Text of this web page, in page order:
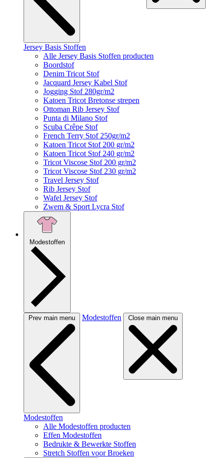
Jersey Basis Stoffen
Alle Jersey Basis Stoffen producten
Boordstof
Denim Tricot Stof
Jacquard Jersey Kabel Stof
Jogging Stof 280gr/m2
Katoen Tricot Bretonse strepen
Ottoman Rib Jersey Stof
Punta di Milano Stof
Scuba Crêpe Stof
French Terry Stof 250gr/m2
Katoen Tricot Stof 200 gr/m2
Katoen Tricot Stof 240 gr/m2
Tricot Viscose Stof 200 gr/m2
Tricot Viscose Stof 230 gr/m2
Travel Jersey Stof
Rib Jersey Stof
Wafel Jersey Stof
Zwem & Sport Lycra Stof
Modestoffen
Prev main menu Modestoffen Close main menu
Modestoffen
Alle Modestoffen producten
Effen Modestoffen
Bedrukte & Bewerkte Stoffen
Stretch Stoffen voor Broeken